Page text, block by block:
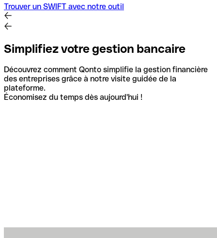
Trouver un SWIFT avec notre outil
Simplifiez votre gestion bancaire
Découvrez comment Qonto simplifie la gestion financière
des entreprises grâce à notre visite guidée de la
plateforme.
Économisez du temps dès aujourd'hui !